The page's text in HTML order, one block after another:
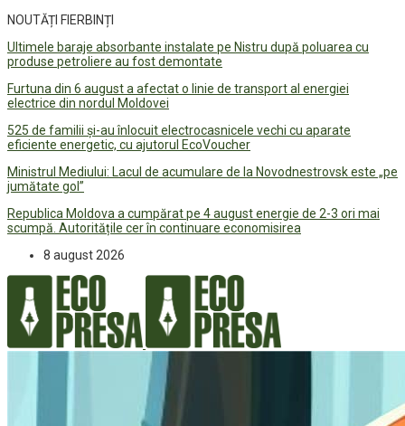
NOUTĂȚI FIERBINȚI
Ultimele baraje absorbante instalate pe Nistru după poluarea cu
produse petroliere au fost demontate
Furtuna din 6 august a afectat o linie de transport al energiei
electrice din nordul Moldovei
525 de familii și-au înlocuit electrocasnicele vechi cu aparate
eficiente energetic, cu ajutorul EcoVoucher
Ministrul Mediului: Lacul de acumulare de la Novodnestrovsk este „pe
jumătate gol”
Republica Moldova a cumpărat pe 4 august energie de 2-3 ori mai
scumpă. Autoritățile cer în continuare economisirea
8 august 2026